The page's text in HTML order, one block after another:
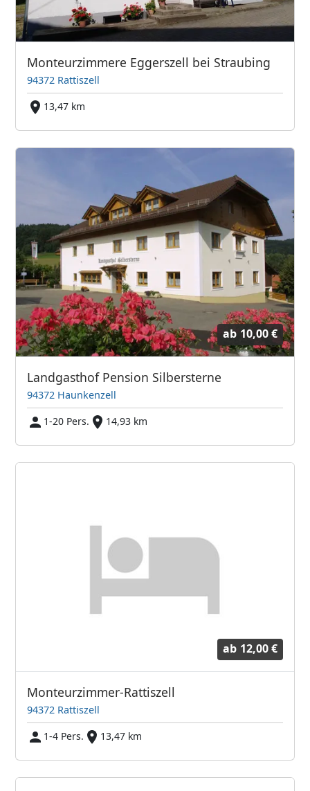
Monteurzimmere Eggerszell bei Straubing
94372 Rattiszell
13,47 km
ab 10,00 €
Landgasthof Pension Silbersterne
94372 Haunkenzell
1-20 Pers.
14,93 km
ab 12,00 €
Monteurzimmer-Rattiszell
94372 Rattiszell
1-4 Pers.
13,47 km